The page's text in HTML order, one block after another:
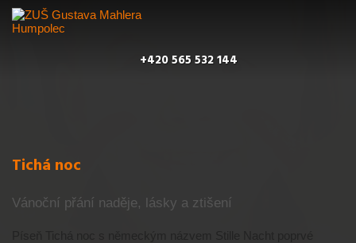
+420 565 532 144
Tichá noc
Vánoční přání naděje, lásky a ztišení